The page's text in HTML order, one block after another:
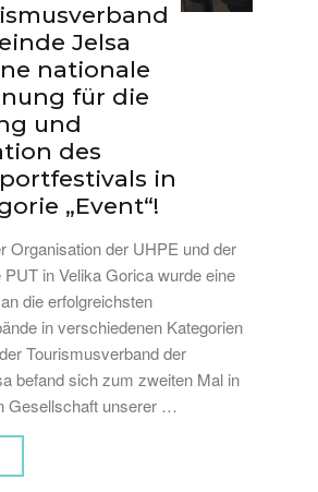
Jelsa
nationale
für die
und
des
in
„Event“!
Organisation der UHPE und der
in Velika Gorica wurde eine
die erfolgreichsten
in verschiedenen Kategorien
Tourismusverband der
befand sich zum zweiten Mal in
Gesellschaft unserer …